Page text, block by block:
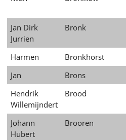
Jan Dirk
Jurrien
Bronk
Harmen Bronkhorst
Jan
Brons
Hendrik
Willemijndert
Brood
Johann
Hubert
Brooren